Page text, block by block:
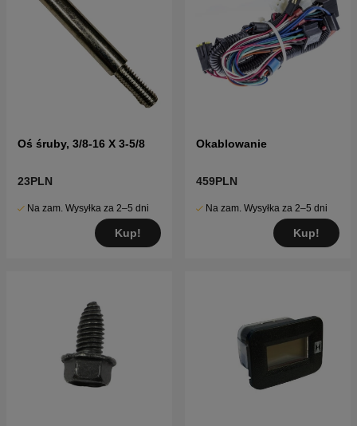
Oś śruby, 3/8-16 X 3-5/8
23PLN
Na zam. Wysyłka za 2–5 dni
Kup!
Okablowanie
459PLN
Na zam. Wysyłka za 2–5 dni
Kup!